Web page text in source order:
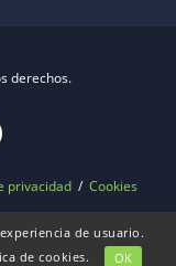
derechos.
privacidad / Cookies
de usuario.
de cookies. OK